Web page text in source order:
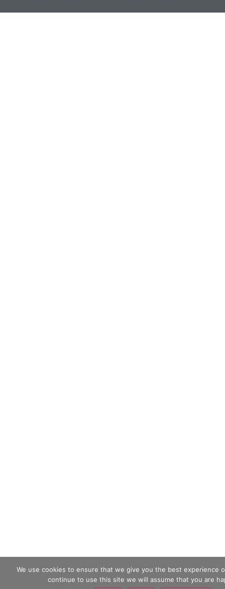
We use cookies to ensure that we give you the best experience
continue to use this site we will assume that you are